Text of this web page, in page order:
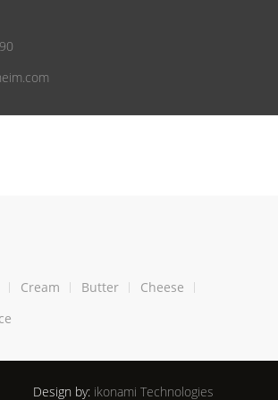
Cream Butter
Cheese
Design by: ikonami Technologies